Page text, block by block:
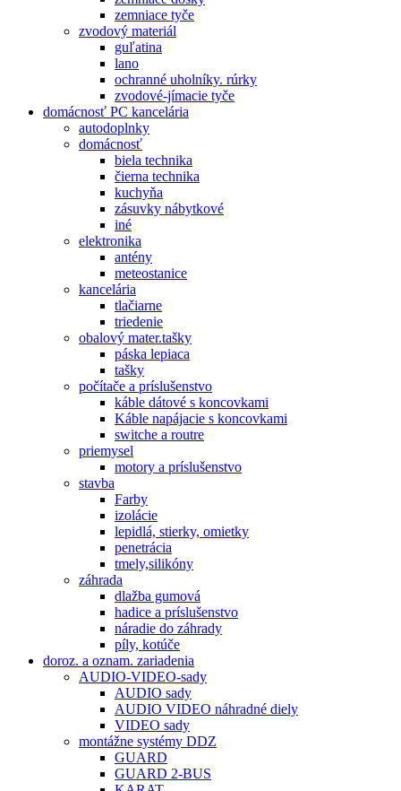
zemniace tyče
zvodový materiál
guľatina
lano
ochranné uholníky. rúrky
zvodové-jímacie tyče
domácnosť PC kancelária
autodoplnky
domácnosť
biela technika
čierna technika
kuchyňa
zásuvky nábytkové
iné
elektronika
antény
meteostanice
kancelária
tlačiarne
triedenie
obalový mater.tašky
páska lepiaca
tašky
počítače a príslušenstvo
káble dátové s koncovkami
Káble napájacie s koncovkami
switche a routre
priemysel
motory a príslušenstvo
stavba
Farby
izolácie
lepidlá, stierky, omietky
penetrácia
tmely,silikóny
záhrada
dlažba gumová
hadice a príslušenstvo
náradie do záhrady
píly, kotúče
doroz. a oznam. zariadenia
AUDIO-VIDEO-sady
AUDIO sady
AUDIO VIDEO náhradné diely
VIDEO sady
montážne systémy DDZ
GUARD
GUARD 2-BUS